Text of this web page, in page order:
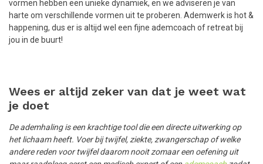
vormen hebben een unieke dynamiek, en we adviseren je van
harte om verschillende vormen uit te proberen. Ademwerk is hot &
happening, dus er is altijd wel een fijne ademcoach of retreat bij
jou in de buurt!
Wees er altijd zeker van dat je weet wat
je doet
De ademhaling is een krachtige tool die een directe uitwerking op
het lichaam heeft. Voer bij twijfel, ziekte, zwangerschap of welke
andere reden voor twijfel daarom nooit zomaar een oefening uit